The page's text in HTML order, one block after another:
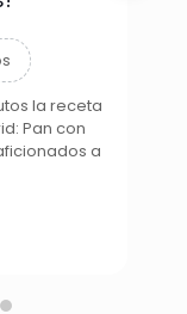
la receta
Pan con
a